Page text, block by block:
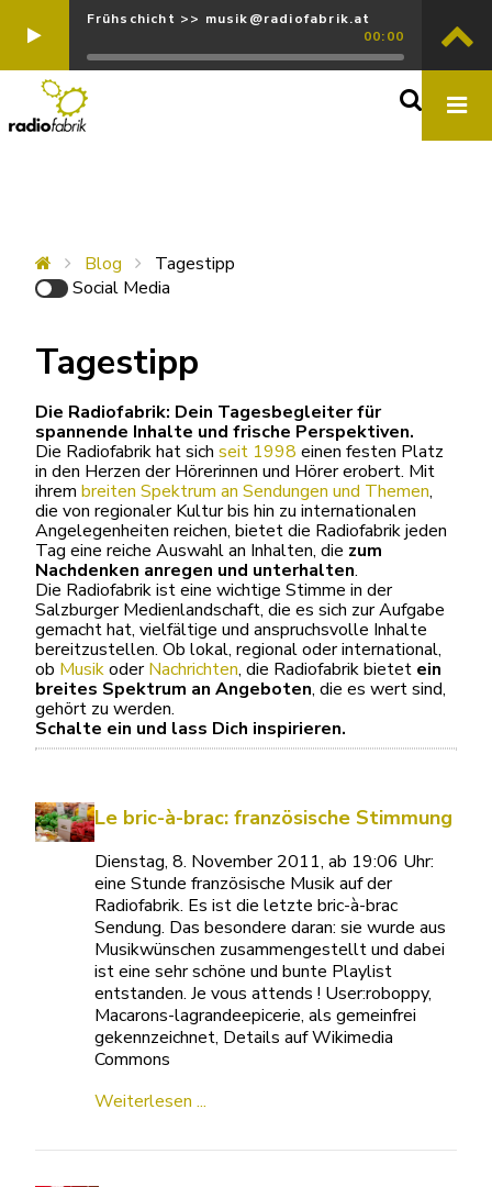
Frühschicht >> musik@radiofabrik.at
00:00
Blog
Tagestipp
Social Media
Tagestipp
Die Radiofabrik: Dein Tagesbegleiter für
spannende Inhalte und frische Perspektiven.
Die Radiofabrik hat sich seit 1998 einen festen Platz
in den Herzen der Hörerinnen und Hörer erobert. Mit
ihrem breiten Spektrum an Sendungen und Themen,
die von regionaler Kultur bis hin zu internationalen
Angelegenheiten reichen, bietet die Radiofabrik jeden
Tag eine reiche Auswahl an Inhalten, die zum
Nachdenken anregen und unterhalten.
Die Radiofabrik ist eine wichtige Stimme in der
Salzburger Medienlandschaft, die es sich zur Aufgabe
gemacht hat, vielfältige und anspruchsvolle Inhalte
bereitzustellen. Ob lokal, regional oder international,
ob MusikoderNachrichten, die Radiofabrik bietet ein
breites Spektrum an Angeboten, die es wert sind,
gehört zu werden.
Schalte ein und lass Dich inspirieren.
Le bric-à-brac: französische Stimmung
Dienstag, 8. November 2011, ab 19:06 Uhr:
eine Stunde französische Musik auf der
Radiofabrik. Es ist die letzte bric-à-brac
Sendung. Das besondere daran: sie wurde aus
Musikwünschen zusammengestellt und dabei
ist eine sehr schöne und bunte Playlist
entstanden. Je vous attends ! User:roboppy,
Macarons-lagrandeepicerie, als gemeinfrei
gekennzeichnet, Details auf Wikimedia
Commons
Weiterlesen ...